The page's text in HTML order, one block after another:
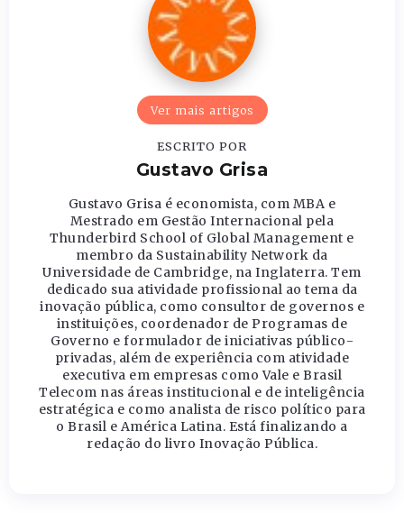
Ver mais artigos
ESCRITO POR
Gustavo Grisa
Gustavo Grisa é economista, com MBA e
Mestrado em Gestão Internacional pela
Thunderbird School of Global Management e
membro da Sustainability Network da
Universidade de Cambridge, na Inglaterra. Tem
dedicado sua atividade profissional ao tema da
inovação pública, como consultor de governos e
instituições, coordenador de Programas de
Governo e formulador de iniciativas público-
privadas, além de experiência com atividade
executiva em empresas como Vale e Brasil
Telecom nas áreas institucional e de inteligência
estratégica e como analista de risco político para
o Brasil e América Latina. Está finalizando a
redação do livro Inovação Pública.